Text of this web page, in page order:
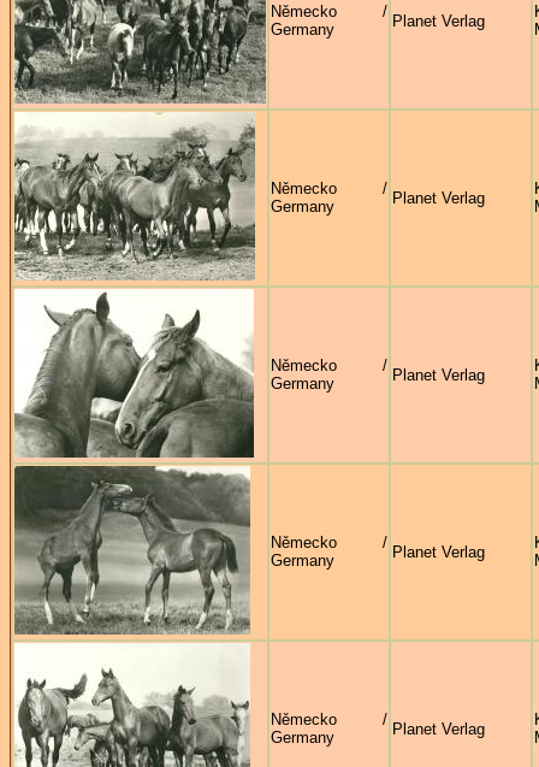
Německo /
Germany
Planet Verlag
Německo /
Germany
Planet Verlag
Německo /
Germany
Planet Verlag
Německo /
Germany
Planet Verlag
Německo /
Germany
Planet Verlag